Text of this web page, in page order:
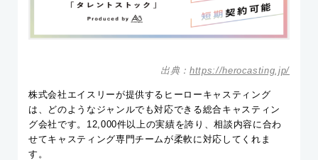
出典：https://herocasting.jp/
株式会社エイスリーが提供するヒーローキャスティング
は、どのようなジャンルでも対応できる総合キャスティン
グ会社です。12,000件以上の実績を誇り、相談内容に合わ
せてキャスティング専門チームが柔軟に対応してくれま
す。